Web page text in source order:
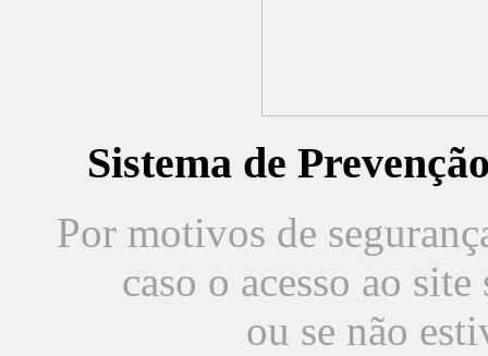
Sistema de
Por motivos de
caso o acesso ao
ou se não